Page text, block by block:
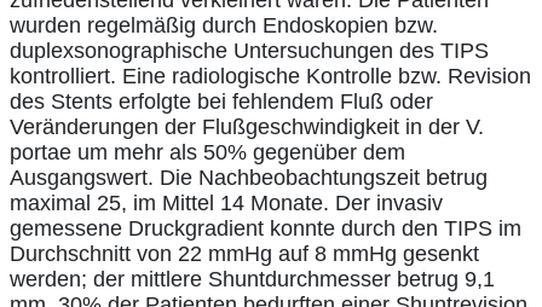
wurden regelmäßig durch Endoskopien bzw.
duplexsonographische Untersuchungen des TIPS
kontrolliert. Eine radiologische Kontrolle bzw. Revision
des Stents erfolgte bei fehlendem Fluß oder
Veränderungen der Flußgeschwindigkeit in der V.
portae um mehr als 50% gegenüber dem
Ausgangswert. Die Nachbeobachtungszeit betrug
maximal 25, im Mittel 14 Monate. Der invasiv
gemessene Druckgradient konnte durch den TIPS im
Durchschnitt von 22 mmHg auf 8 mmHg gesenkt
werden; der mittlere Shuntdurchmesser betrug 9,1